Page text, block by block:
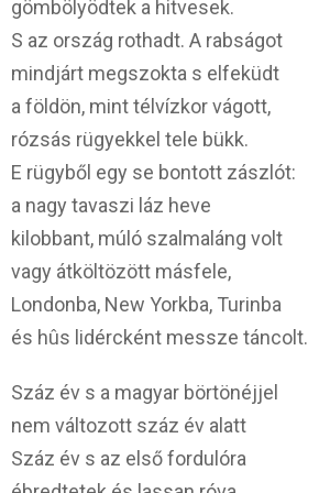
gömbölyödtek a hitvesek.
S az ország rothadt. A rabságot
mindjárt megszokta s elfeküdt
a földön, mint télvízkor vágott,
rózsás rügyekkel tele bükk.
E rügyből egy se bontott zászlót:
a nagy tavaszi láz heve
kilobbant, múló szalmaláng volt
vagy átköltözött másfele,
Londonba, New Yorkba, Turinba
és hûs lidércként messze táncolt.
Száz év s a magyar börtönéjjel
nem változott száz év alatt
Száz év s az első fordulóra